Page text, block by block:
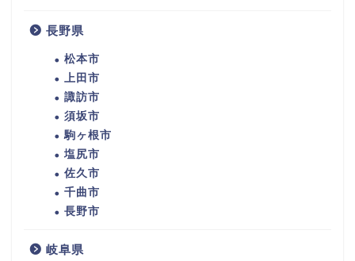
長野県
松本市
上田市
諏訪市
須坂市
駒ヶ根市
塩尻市
佐久市
千曲市
長野市
岐阜県